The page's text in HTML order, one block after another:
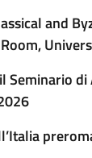
and
Seminario